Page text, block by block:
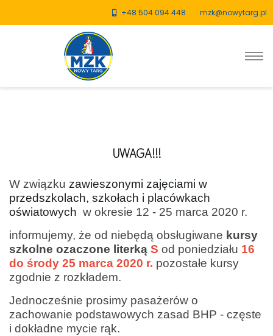
+48 504 094 448 mzk@nowytarg.pl
UWAGA!!!
W związku zawieszonymi zajęciami w
przedszkolach, szkołach i placówkach
oświatowych w okresie 12 - 25 marca 2020 r.
informujemy, że od niebędą obsługiwane kursy
szkolne ozaczone literką S od poniedziału 16
do środy 25 marca 2020 r. pozostałe kursy
zgodnie z rozkładem.
Jednocześnie prosimy pasażerów o
zachowanie podstawowych zasad BHP - częste
i dokładne mycie rąk.